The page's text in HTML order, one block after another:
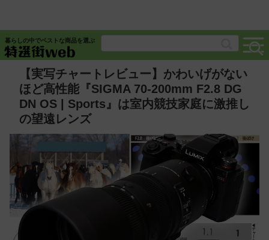
暮らしの中でベストな商品を選ぶ
【実写チャートレビュー】かわいげがない
ほど高性能『SIGMA 70-200mm F2.8 DG
DN OS | Sports』は室内競技家庭に激推し
の望遠レンズ